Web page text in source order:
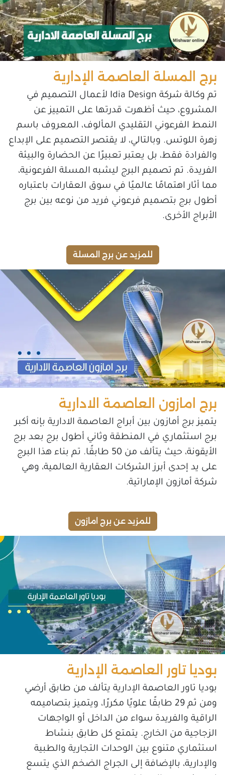
برج المسلة العاصمة الإدارية
تم وكالة شركة Idia Design لأعمال التصميم في
المشروع، حيث أظهرت قدرتها على التمييز عن
النمط الفرعوني التقليدي المألوف، المعروف باسم
زهرة اللوتس. وبالتالي، لا يقتصر التصميم على الإبداع
والفرادة فقط، بل يعتبر تعبيرًا عن الحضارة والبيئة
الفريدة. تم تصميم البرج ليشبه المسلة الفرعونية،
مما أثار اهتمامًا عالميًا في سوق العقارات باعتباره
أطول برج بتصميم فرعوني فريد من نوعه بين برج
الأبراج الأخرى.
للمزيد عن برج المسلة
برج امازون العاصمة الادارية
يتميز برج أمازون بين أبراج العاصمة الادارية بإنه أكبر
برج استثماري في المنطقة وثاني أطول برج بعد برج
الأيقونة، حيث يتألف من 50 طابقًا. تم بناء هذا البرج
على يد إحدى أبرز الشركات العقارية العالمية، وهي
شركة أمازون الإماراتية.
للمزيد عن برج امازون
بوديا تاور العاصمة الإدارية
بوديا تاور العاصمة الإدارية يتألف من طابق أرضي
ومن ثم 29 طابقًا علويًا مكررًا، ويتميز بتصاميمه
الراقية والفريدة سواء من الداخل أو الواجهات
الزجاجية من الخارج. يتمتع كل طابق بنشاط
استثماري متنوع بين الوحدات التجارية والطبية
والإدارية، بالإضافة إلى الجراج الضخم الذي يتسع